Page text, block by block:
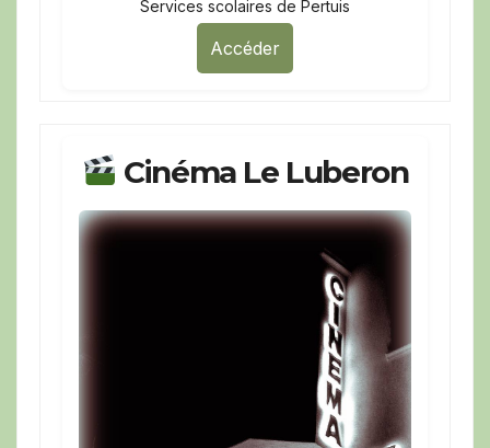
Services scolaires de Pertuis
Accéder
Cinéma Le Luberon